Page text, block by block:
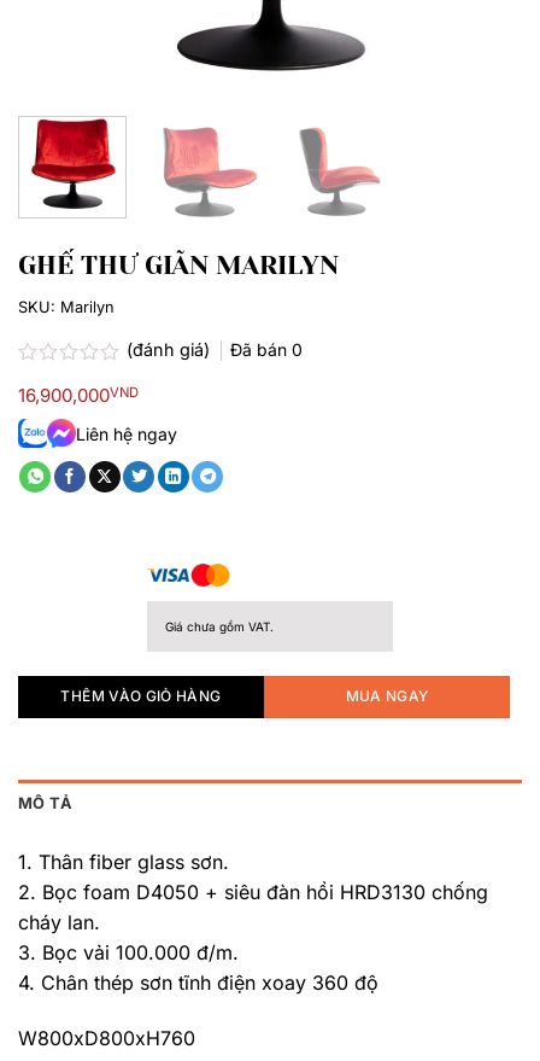
GHẾ THƯ GIÃN MARILYN
xếp
hạng
0.0
sao
(đánh giá) Đã bán 0
16,900,000VND
Liên hệ ngay
Giá chưa gồm VAT.
THÊM VÀO GIỎ HÀNG MUA NGAY
SKU: Marilyn
MÔ TẢ
1. Thân fiber glass sơn.
2. Bọc foam D4050 + siêu đàn hồi HRD3130 chống
cháy lan.
3. Bọc vải 100.000 đ/m.
4. Chân thép sơn tĩnh điện xoay 360 độ
W800xD800xH760